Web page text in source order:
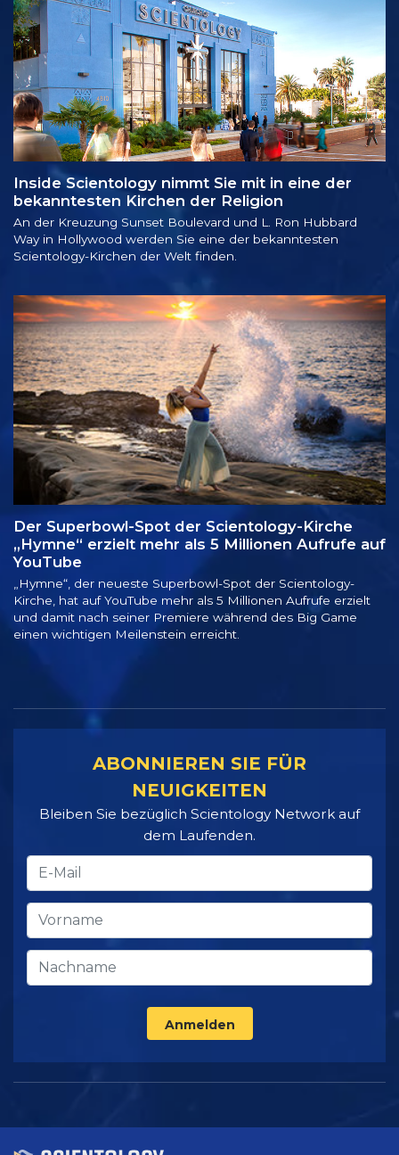
Inside Scientology nimmt Sie mit in eine der
bekanntesten Kirchen der Religion
An der Kreuzung Sunset Boulevard und L. Ron Hubbard
Way in Hollywood werden Sie eine der bekanntesten
Scientology-Kirchen der Welt finden.
Der Superbowl-Spot der Scientology-Kirche
„Hymne“ erzielt mehr als 5 Millionen Aufrufe auf
YouTube
„Hymne“, der neueste Superbowl-Spot der Scientology-
Kirche, hat auf YouTube mehr als 5 Millionen Aufrufe erzielt
und damit nach seiner Premiere während des Big Game
einen wichtigen Meilenstein erreicht.
ABONNIEREN SIE FÜR
NEUIGKEITEN
Bleiben Sie bezüglich Scientology Network auf
dem Laufenden.
Anmelden